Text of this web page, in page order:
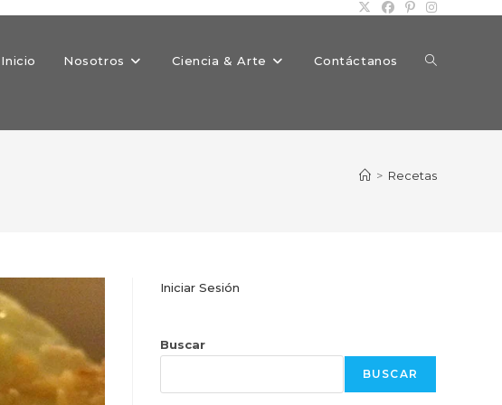
Inicio Nosotros Ciencia & Arte Contáctanos Alternar
> Recetas
Iniciar Sesión
Buscar
BUSCAR